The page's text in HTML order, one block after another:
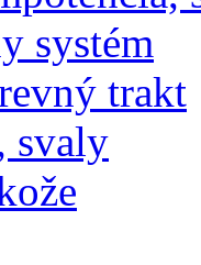
systém
trakt
svaly